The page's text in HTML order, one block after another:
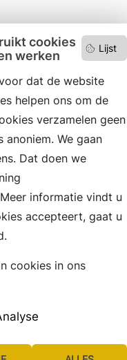
Lijst
cookies
werken
dat de website
helpen ons om de
verzamelen geen
We gaan
Dat doen we
informatie vindt u
accepteert, gaat u
cookies in ons